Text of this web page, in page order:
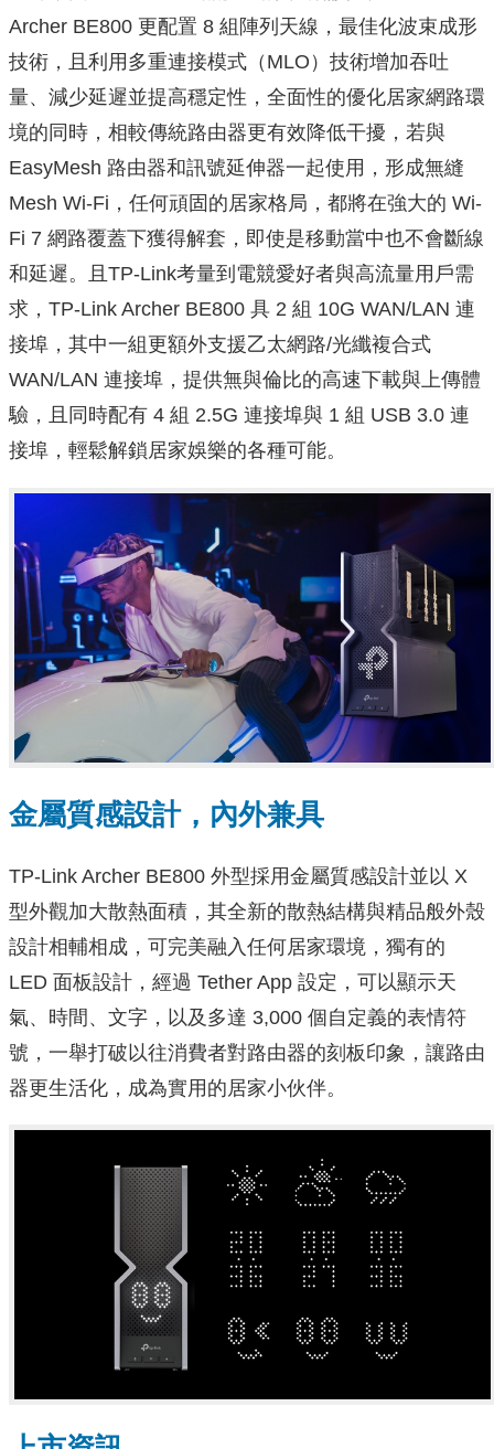
Archer BE800 更配置 8 組陣列天線，最佳化波束成形
技術，且利用多重連接模式（MLO）技術增加吞吐
量、減少延遲並提高穩定性，全面性的優化居家網路環
境的同時，相較傳統路由器更有效降低干擾，若與
EasyMesh 路由器和訊號延伸器一起使用，形成無縫
Mesh Wi-Fi，任何頑固的居家格局，都將在強大的 Wi-
Fi 7 網路覆蓋下獲得解套，即使是移動當中也不會斷線
和延遲。且TP-Link考量到電競愛好者與高流量用戶需
求，TP-Link Archer BE800 具 2 組 10G WAN/LAN 連
接埠，其中一組更額外支援乙太網路/光纖複合式
WAN/LAN 連接埠，提供無與倫比的高速下載與上傳體
驗，且同時配有 4 組 2.5G 連接埠與 1 組 USB 3.0 連
接埠，輕鬆解鎖居家娛樂的各種可能。
金屬質感設計，內外兼具
TP-Link Archer BE800 外型採用金屬質感設計並以 X
型外觀加大散熱面積，其全新的散熱結構與精品般外殼
設計相輔相成，可完美融入任何居家環境，獨有的
LED 面板設計，經過 Tether App 設定，可以顯示天
氣、時間、文字，以及多達 3,000 個自定義的表情符
號，一舉打破以往消費者對路由器的刻板印象，讓路由
器更生活化，成為實用的居家小伙伴。